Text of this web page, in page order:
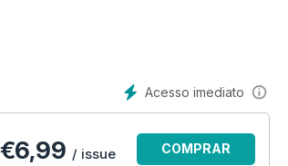
Acesso imediato
€6,99 / issue
COMPRAR